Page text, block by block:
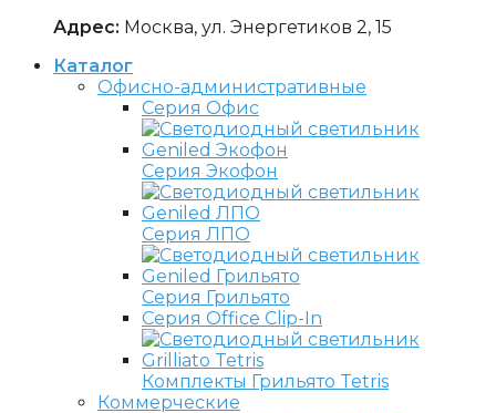
Адрес: Москва, ул. Энергетиков 2, 15
Каталог
Офисно-административные
Серия Офис
Серия Экофон
Серия ЛПО
Серия Грильято
Серия Office Clip-In
Комплекты Грильято Tetris
Коммерческие